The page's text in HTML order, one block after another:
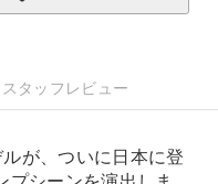
スタッフレビュー
が、ついに日本に登